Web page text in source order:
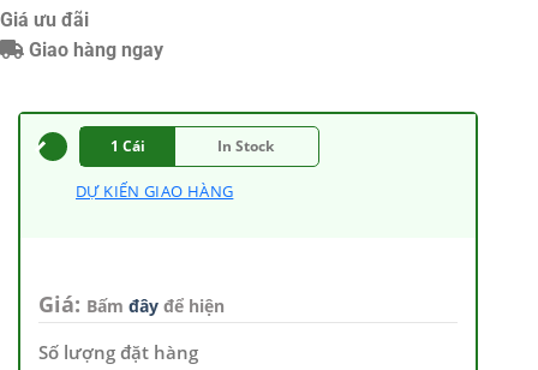
Giá ưu đãi
Giao hàng ngay
1 Cái In Stock
DỰ KIẾN GIAO HÀNG
Giá: Bấm đây để hiện
Số lượng đặt hàng